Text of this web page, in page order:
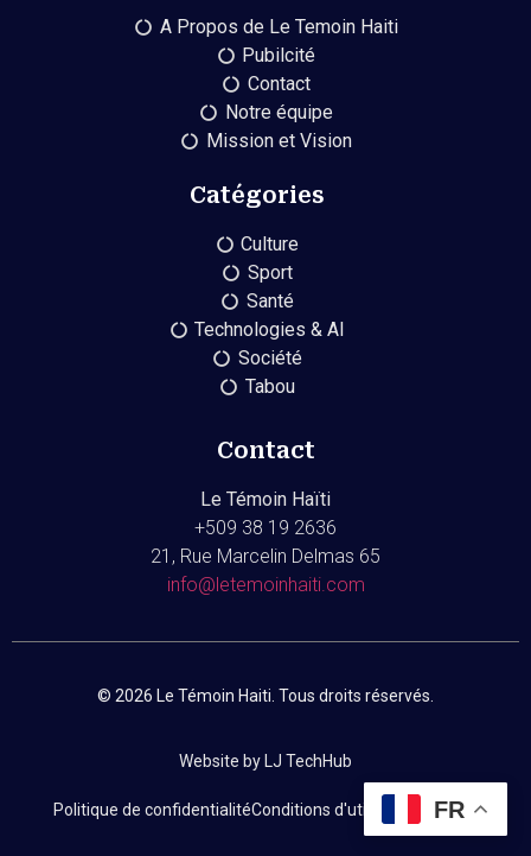
A Propos de Le Temoin Haiti
Pubilcité
Contact
Notre équipe
Mission et Vision
Catégories
Culture
Sport
Santé
Technologies & AI
Société
Tabou
Contact
Le Témoin Haïti
+509 38 19 2636
21, Rue Marcelin Delmas 65
info@letemoinhaiti.com
© 2026 Le Témoin Haiti. Tous droits réservés.
Website by LJ TechHub
Politique de confidentialitéConditions d'utilisation Contact
FR